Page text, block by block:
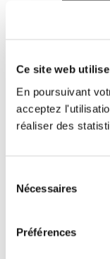
Ce site web
En poursuivant
acceptez
réaliser des
Nécessaires
Préférences